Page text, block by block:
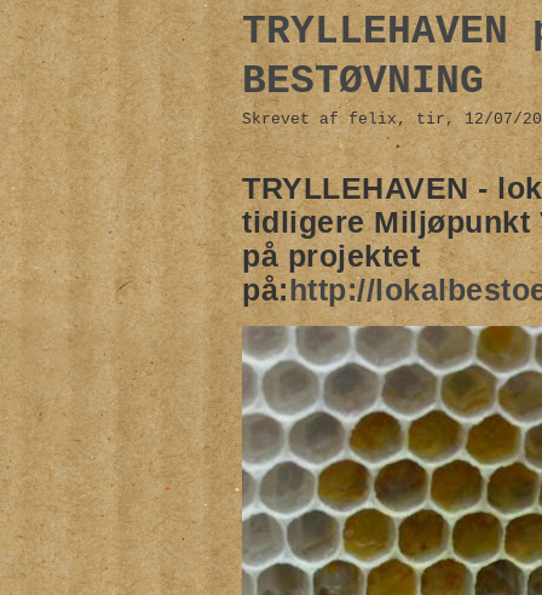
BESTØVNING
Skrevet af felix, tir, 12/07/
TRYLLEHAVEN -
tidligere Miljøpunkt
på projektet
på:http://